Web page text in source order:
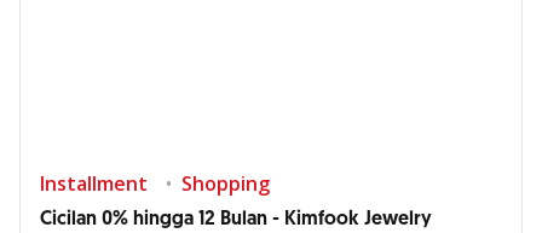
Installment Shopping
Cicilan 0% hingga 12 Bulan - Kimfook Jewelry